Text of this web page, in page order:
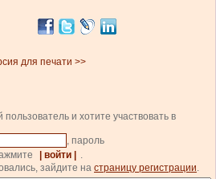
для печати >>
и хотите участвовать в
, пароль
| войти |
.
зайдите на страницу регистрации.